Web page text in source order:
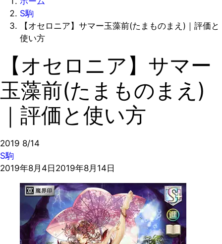
S駒
【オセロニア】サマー玉藻前(たまものまえ)｜評価と
使い方
【オセロニア】サマー
玉藻前(たまものまえ)
｜評価と使い方
2019 8/14
S駒
2019年8月4日 2019年8月14日